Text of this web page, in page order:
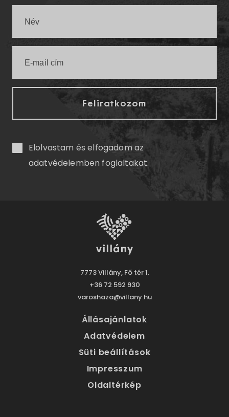
Elolvastam és elfogadom az
adatvédelemben foglaltakat.
7773 Villány, Fő tér 1.
+36 72 592 930
varoshaza@villany.hu
Állásajánlatok
Adatvédelem
Süti beállítások
Impresszum
Oldaltérkép